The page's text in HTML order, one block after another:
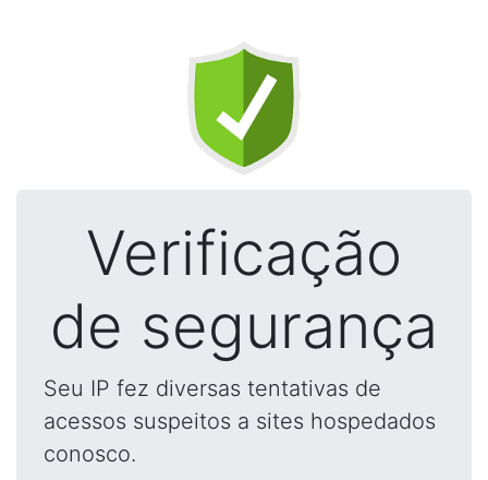
Verificação
de segurança
Seu IP fez diversas tentativas de
acessos suspeitos a sites hospedados
conosco.